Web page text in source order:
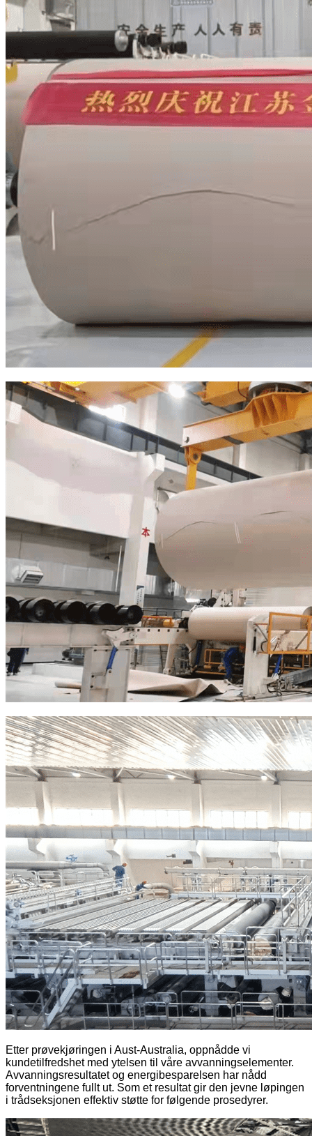
Etter prøvekjøringen i Aust-Australia, oppnådde vi
kundetilfredshet med ytelsen til våre avvanningselementer.
Avvanningsresultatet og energibesparelsen har nådd
forventningene fullt ut. Som et resultat gir den jevne løpingen
i trådseksjonen effektiv støtte for følgende prosedyrer.